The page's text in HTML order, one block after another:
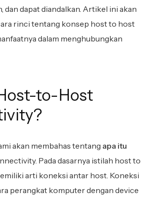
dan dapat diandalkan. Artikel ini akan
rinci tentang konsep host to host
dalam menghubungkan
to-Host
akan membahas tentang apa itu
Pada dasarnya istilah host to
arti koneksi antar host. Koneksi
perangkat komputer dengan device